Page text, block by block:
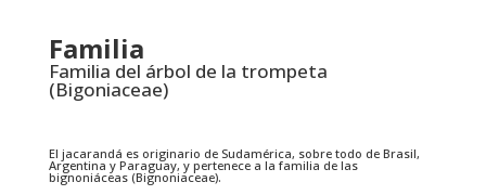
Familia
Familia del árbol de la trompeta
(Bigoniaceae)
El jacarandá es originario de Sudamérica, sobre todo de Brasil,
Argentina y Paraguay, y pertenece a la familia de las
bignoniáceas (Bignoniaceae).